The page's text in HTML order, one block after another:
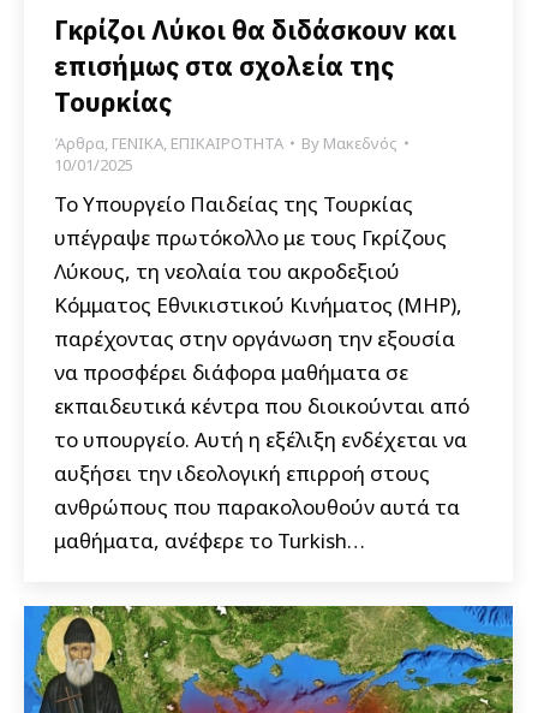
Γκρίζοι Λύκοι θα διδάσκουν και
επισήμως στα σχολεία της
Τουρκίας
Άρθρα, ΓΕΝΙΚΑ, ΕΠΙΚΑΙΡΟΤΗΤΑ By Μακεδνός
10/01/2025
Το Υπουργείο Παιδείας της Τουρκίας
υπέγραψε πρωτόκολλο με τους Γκρίζους
Λύκους, τη νεολαία του ακροδεξιού
Κόμματος Εθνικιστικού Κινήματος (MHP),
παρέχοντας στην οργάνωση την εξουσία
να προσφέρει διάφορα μαθήματα σε
εκπαιδευτικά κέντρα που διοικούνται από
το υπουργείο. Αυτή η εξέλιξη ενδέχεται να
αυξήσει την ιδεολογική επιρροή στους
ανθρώπους που παρακολουθούν αυτά τα
μαθήματα, ανέφερε το Turkish…